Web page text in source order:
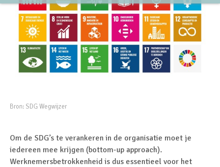
Bron: SDG Wegwijzer
Om de SDG’s te verankeren in de organisatie moet je
iedereen mee krijgen (bottom-up approach).
Werknemersbetrokkenheid is dus essentieel voor het